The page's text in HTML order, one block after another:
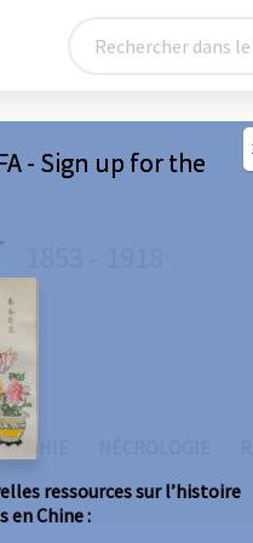
- Sign up for the
ressources sur l’histoire
en Chine :